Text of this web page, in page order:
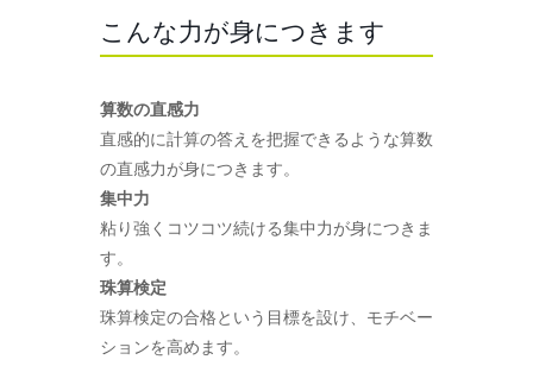
こんな力が身につきます
算数の直感力
直感的に計算の答えを把握できるような算数
の直感力が身につきます。
集中力
粘り強くコツコツ続ける集中力が身につきま
す。
珠算検定
珠算検定の合格という目標を設け、モチベー
ションを高めます。